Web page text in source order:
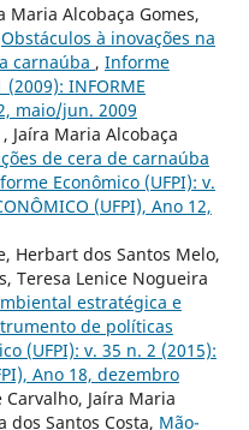
Maria Alcobaça Gomes,
Obstáculos à inovações na
carnaúba , Informe
(2009): INFORME
maio/jun. 2009
Jaíra Maria Alcobaça
de cera de carnaúba
Econômico (UFPI): v.
(UFPI), Ano 12,
Herbart dos Santos Melo,
Teresa Lenice Nogueira
estratégica e
de políticas
(UFPI): v. 35 n. 2 (2015):
Ano 18, dezembro
Carvalho, Jaíra Maria
dos Santos Costa, Mão-